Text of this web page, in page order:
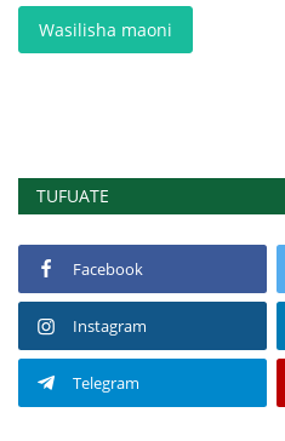
Wasilisha maoni
TUFUATE
Facebook
Instagram
Telegram